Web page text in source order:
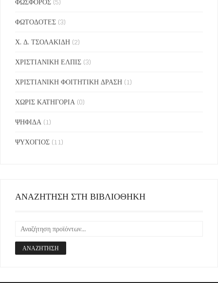
ΦΩΤΟΔΟΤΕΣ (3)
Χ. Δ. ΤΣΟΛΑΚΙΔΗ (2)
ΧΡΙΣΤΙΑΝΙΚΗ ΕΛΠΙΣ (3)
ΧΡΙΣΤΙΑΝΙΚΗ ΦΟΙΤΗΤΙΚΗ ΔΡΑΣΗ (1)
ΧΩΡΙΣ ΚΑΤΗΓΟΡΙΑ (0)
ΨΗΦΙΔΑ (1)
ΨΥΧΟΓΙΟΣ (11)
ΑΝΑΖΗΤΗΣΗ ΣΤΗ ΒΙΒΛΙΟΘΗΚΗ
ΑΝΑΖΉΤΗΣΗ